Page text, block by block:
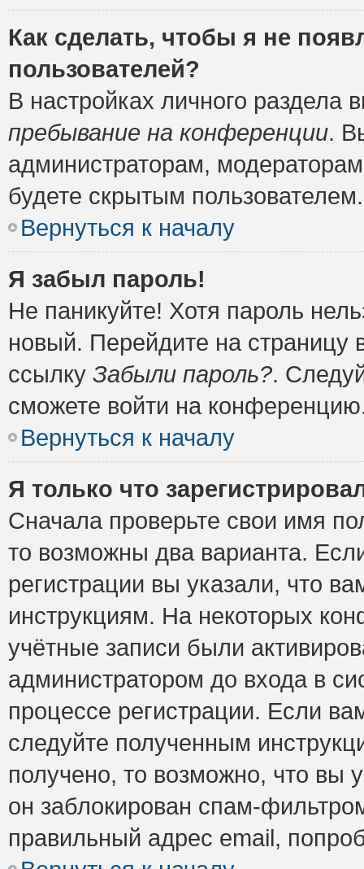
Как сделать, чтобы я не
пользователей?
В настройках личного
пребывание на конференции.
администраторам,
будете скрытым пользователем.
Вернуться к началу
Я забыл пароль!
Не паникуйте! Хотя пароль
новый. Перейдите на
ссылку Забыли пароль?.
сможете войти на
Вернуться к началу
Я только что
Сначала проверьте свои имя
то возможны два варианта.
регистрации вы указали, что
инструкциям. На некоторых
учётные записи были
администратором до входа в
процессе регистрации. Если
следуйте полученным
получено, то возможно, что вы
он заблокирован спам-
правильный адрес email,